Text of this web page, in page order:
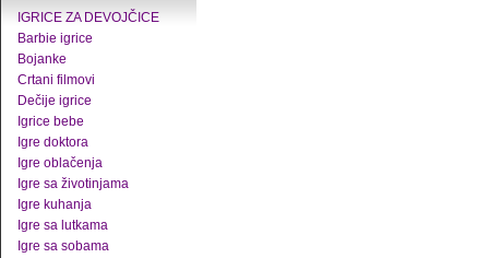
IGRICE ZA DEVOJČICE
Barbie igrice
Bojanke
Crtani filmovi
Dečije igrice
Igrice bebe
Igre doktora
Igre oblačenja
Igre sa životinjama
Igre kuhanja
Igre sa lutkama
Igre sa sobama